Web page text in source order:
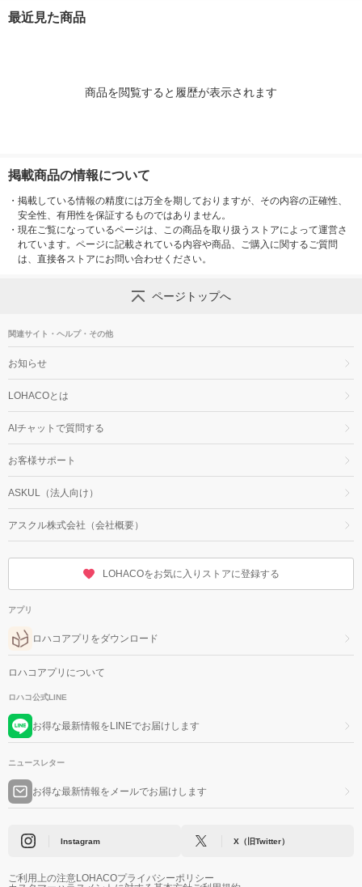
個（直送品）
最近見た商品
商品を閲覧すると履歴が表示されます
掲載商品の情報について
・ 掲載している情報の精度には万全を期しておりますが、その内容の正確性、
安全性、有用性を保証するものではありません。
・ 現在ご覧になっているページは、この商品を取り扱うストアによって運営さ
れています。ページに記載されている内容や商品、ご購入に関するご質問
は、直接各ストアにお問い合わせください。
ページトップへ
関連サイト・ヘルプ・その他
お知らせ
LOHACOとは
AIチャットで質問する
お客様サポート
ASKUL（法人向け）
アスクル株式会社（会社概要）
LOHACOをお気に入りストアに登録する
アプリ
ロハコアプリをダウンロード
ロハコアプリについて
ロハコ公式LINE
お得な最新情報をLINEでお届けします
ニュースレター
お得な最新情報をメールでお届けします
Instagram X（旧Twitter）
ご利用上の注意LOHACOプライバシーポリシー